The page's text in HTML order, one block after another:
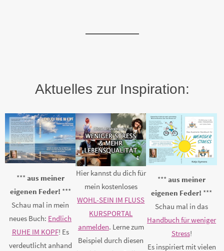
Aktuelles zur Inspiration:
***aus meiner
eigenen Feder! ***
Schau mal in mein
neues Buch: Endlich
RUHE IM KOPF! Es
verdeutlicht anhand
Hier kannst du dich für
mein kostenloses
WOHL-SEIN IM FLUSS
KURSPORTAL
anmelden. Lerne zum
Beispiel durch diesen
***aus meiner
eigenen Feder! ***
Schau mal in das
Handbuch für weniger
Stress!
Es inspiriert mit vielen